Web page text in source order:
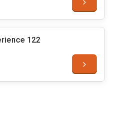
122